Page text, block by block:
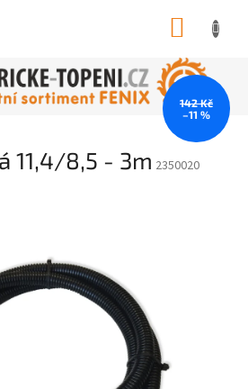
11,4/8,5 - 3m 2350020
142 Kč
–11 %